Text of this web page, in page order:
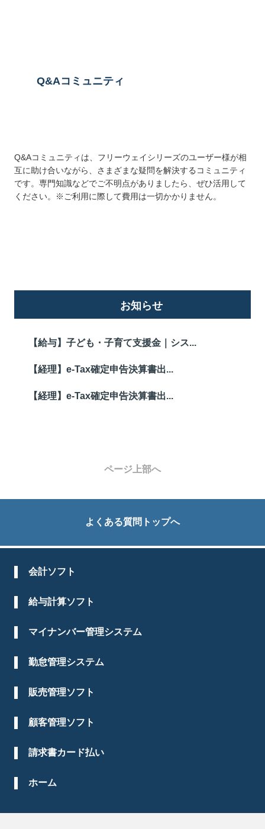
Q&Aコミュニティ
Q&Aコミュニティは、フリーウェイシリーズのユーザー様が相
互に助け合いながら、さまざまな疑問を解決するコミュニティ
です。専門知識などでご不明点がありましたら、ぜひ活用して
ください。※ご利用に際して費用は一切かかりません。
お知らせ
【給与】子ども・子育て支援金｜シス...
【経理】e-Tax確定申告決算書出...
【経理】e-Tax確定申告決算書出...
ページ上部へ
よくある質問トップへ
会計ソフト
給与計算ソフト
マイナンバー管理システム
勤怠管理システム
販売管理ソフト
顧客管理ソフト
請求書カード払い
ホーム